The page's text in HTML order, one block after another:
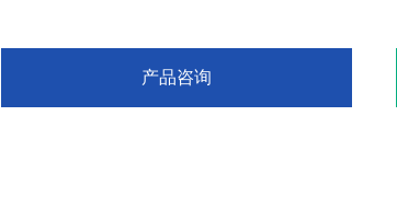
产品咨询